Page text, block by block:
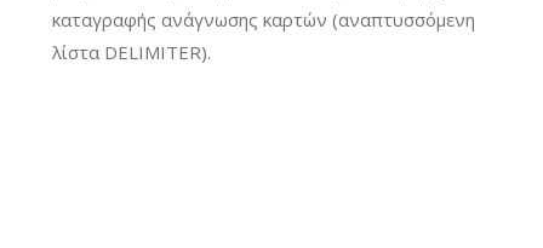
καταγραφής ανάγνωσης καρτών (αναπτυσσόμενη
λίστα DELIMITER).